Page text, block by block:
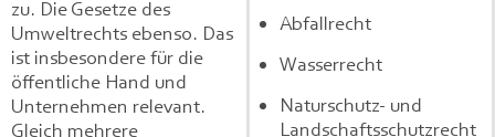
zu. Die Gesetze des
Umweltrechts ebenso. Das
ist insbesondere für die
öffentliche Hand und
Unternehmen relevant.
Gleich mehrere
Abfallrecht
Wasserrecht
Naturschutz- und
Landschaftsschutzrecht